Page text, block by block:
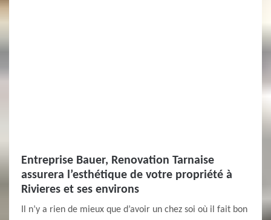
Entreprise Bauer, Renovation Tarnaise
assurera l’esthétique de votre propriété à
Rivieres et ses environs
Il n’y a rien de mieux que d’avoir un chez soi où il fait bon